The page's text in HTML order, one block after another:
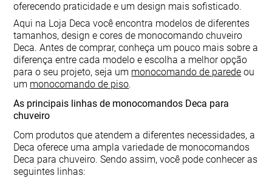
oferecendo praticidade e um design mais sofisticado.
Aqui na Loja Deca você encontra modelos de diferentes
tamanhos, design e cores de monocomando chuveiro
Deca. Antes de comprar, conheça um pouco mais sobre a
diferença entre cada modelo e escolha a melhor opção
para o seu projeto, seja um monocomando de parede ou
um monocomando de piso.
As principais linhas de monocomandos Deca para
chuveiro
Com produtos que atendem a diferentes necessidades, a
Deca oferece uma ampla variedade de monocomandos
Deca para chuveiro. Sendo assim, você pode conhecer as
seguintes linhas: